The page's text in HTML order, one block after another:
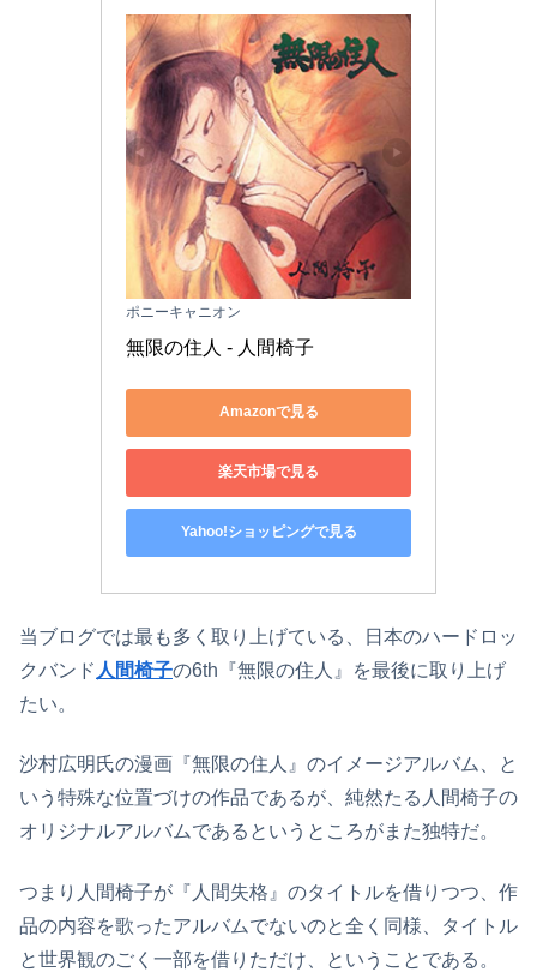
ポニーキャニオン
無限の住人 - 人間椅子
Amazonで見る
楽天市場で見る
Yahoo!ショッピングで見る
当ブログでは最も多く取り上げている、日本のハードロッ
クバンド 人間椅子の6th『無限の住人』を最後に取り上げ
たい。
沙村広明氏の漫画『無限の住人』のイメージアルバム、と
いう特殊な位置づけの作品であるが、純然たる人間椅子の
オリジナルアルバムであるというところがまた独特だ。
つまり人間椅子が『人間失格』のタイトルを借りつつ、作
品の内容を歌ったアルバムでないのと全く同様、タイトル
と世界観のごく一部を借りただけ、ということである。